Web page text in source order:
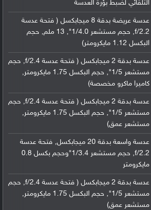
التلقائي لضبط بؤرة العدسة
عدسة عريضة بدقة 8 ميجابكسل ( فتحة عدسة
f/2.2, حجم مستشعر 1/4.0", 13 ملم, حجم
البكسل 1.12 مايكرومتر)
عدسة بدقة 2 ميجابكسل ( فتحة عدسة f/2.4, حجم
مستشعر 1/5", حجم البكسل 1.75 مايكرومتر,
كاميرا ماكرو مخصصة)
عدسة بدقة 2 ميجابكسل ( فتحة عدسة f/2.4, حجم
مستشعر 1/5", حجم البكسل 1.75 مايكرومتر,
مستشعر عمق)
عدسة واسعة بدقة 20 ميجابكسل, فتحة عدسة
f/2.2, حجم مستشعر 1/3.4"وحجم بكسل 0.8
مايكرومتر
عدسة بدقة 2 ميجابكسل ( فتحة عدسة f/2.4, حجم
مستشعر 1/5", حجم البكسل 1.75 مايكرومتر,
مستشعر عمق)